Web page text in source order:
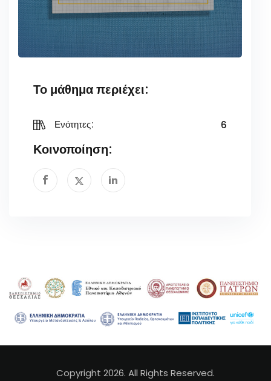
Το μάθημα περιέχει:
Ενότητες: 6
Κοινοποίηση:
Copyright 2026. All Rights Reserved.